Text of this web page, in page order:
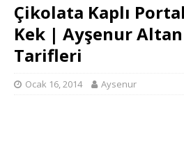
Çikolata Kaplı
Kek | Ayşenur
Tarifleri
Ocak 16, 2014 Aysenur